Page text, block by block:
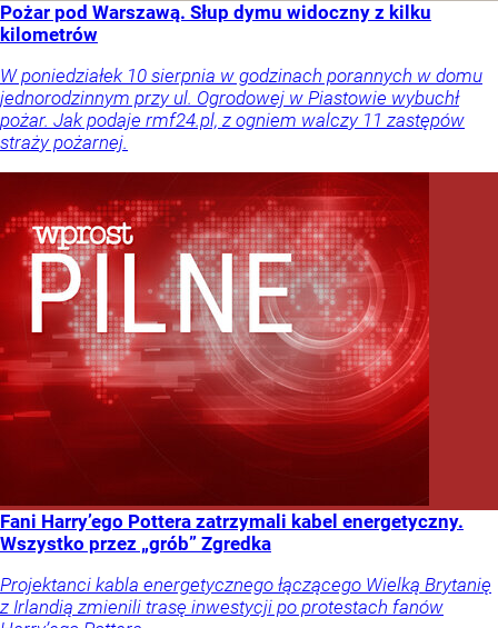
Pożar pod Warszawą. Słup dymu widoczny z kilku
kilometrów
W poniedziałek 10 sierpnia w godzinach porannych w domu
jednorodzinnym przy ul. Ogrodowej w Piastowie wybuchł
pożar. Jak podaje rmf24.pl, z ogniem walczy 11 zastępów
straży pożarnej.
Fani Harry’ego Pottera zatrzymali kabel energetyczny.
Wszystko przez „grób” Zgredka
Projektanci kabla energetycznego łączącego Wielką Brytanię
z Irlandią zmienili trasę inwestycji po protestach fanów